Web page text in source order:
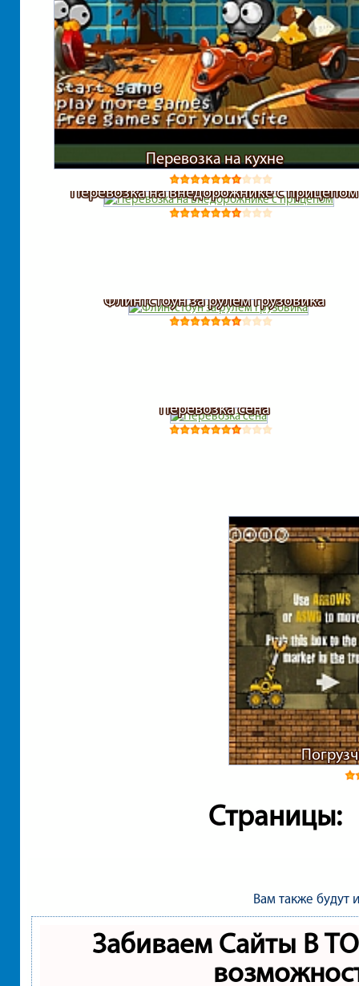
Перевозка на кухне
Перевозка на внедорожнике с прицепом
Флинтстоун за рулем грузовика
Перевозка сена
Страницы:
Вам также будут
Забиваем Сайты В